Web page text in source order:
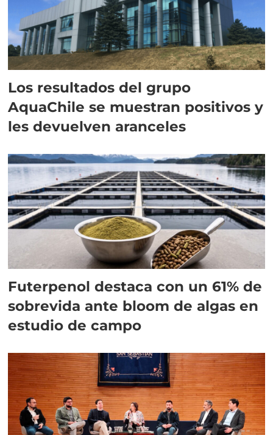
Los resultados del grupo
AquaChile se muestran positivos y
les devuelven aranceles
Futerpenol destaca con un 61% de
sobrevida ante bloom de algas en
estudio de campo